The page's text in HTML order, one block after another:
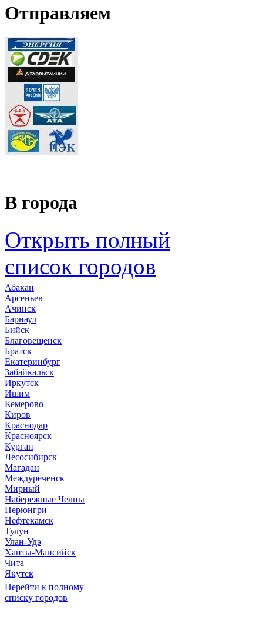
Отправляем
В города
Открыть полный
список городов
Абакан
Арсеньев
Ачинск
Барнаул
Бийск
Благовещенск
Братск
Екатеринбург
Забайкальск
Иркутск
Ишим
Кемерово
Киров
Краснодар
Красноярск
Курган
Лесосибирск
Магадан
Междуреченск
Мирный
Набережные Челны
Нерюнгри
Нефтекамск
Тулун
Улан-Удэ
Ханты-Мансийск
Чита
Якутск
Перейти к полному
списку городов